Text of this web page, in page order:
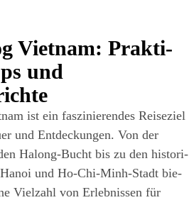
Viet­nam: Prak­ti­
und
ist ein fas­zi­nie­ren­des Rei­se­ziel
und Ent­de­ckun­gen. Von der
Halong-Bucht bis zu den his­to­ri­
Hanoi und Ho-Chi-Minh-Stadt bie­
Viel­zahl von Erleb­nis­sen für